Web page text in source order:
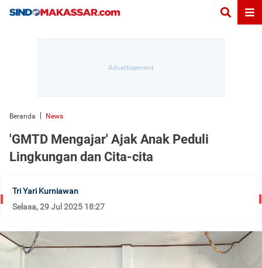
Beranda News
'GMTD Mengajar' Ajak Anak Peduli
Lingkungan dan Cita-cita
Tri Yari Kurniawan
Selasa, 29 Jul 2025 18:27